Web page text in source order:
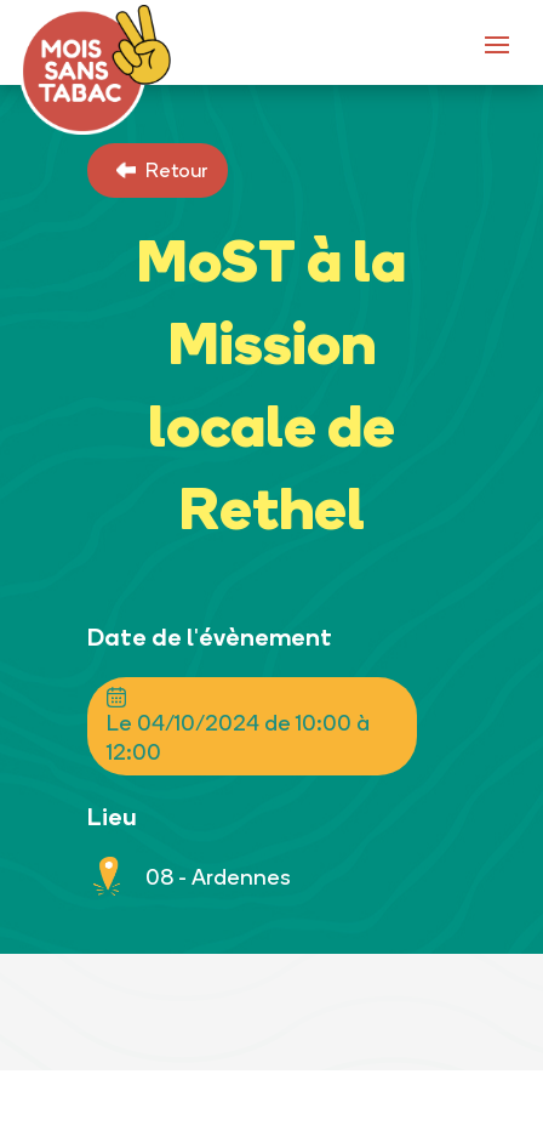
Retour
MoST à la
Mission
locale de
Rethel
Date de l'évènement
Le 04/10/2024 de 10:00 à
12:00
Lieu
08 - Ardennes